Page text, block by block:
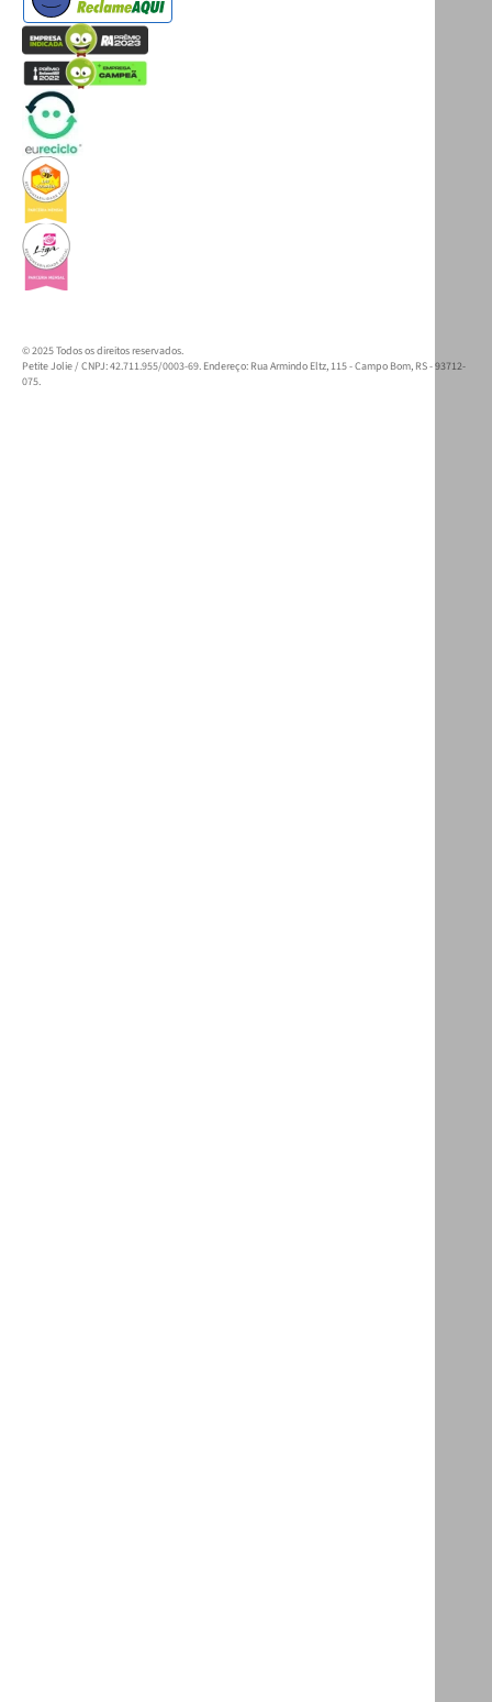
© 2025 Todos os direitos reservados.
Petite Jolie / CNPJ: 42.711.955/0003-69. Endereço: Rua Armindo Eltz, 115 - Campo Bom, RS - 93712-
075.